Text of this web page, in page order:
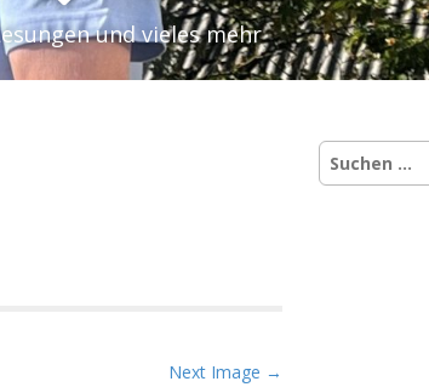
und vieles mehr
Next Image →
Suchen
nach: